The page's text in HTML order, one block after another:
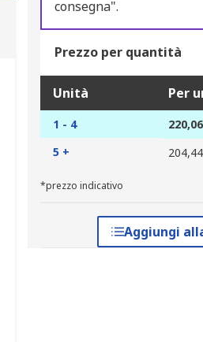
consegna".
Prezzo per quantità
Unità Per
1 - 4
5 +
*prezzo indicativo
Aggiungi